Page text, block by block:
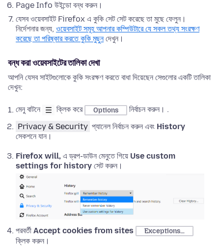
Page Info উইন্ডো বন্ধ করুন।
যেসব ওয়েবসাইট Firefox এ কুকি সেট সেট করেছে তা মুছে ফেলুন।
নির্দেশনার জন্য, ওয়েবসাইট সমূহ আপনার কম্পিউটারে যে সকল তথ্য সংরক্ষণ
করেছে তা পরিষ্কার করতে কুকি মুছুনদেখুন।
বন্ধ করা ওয়েবসাইটের তালিকা দেখা
আপনি যেসব সাইটগুলোকে কুকি সংরক্ষণ করতে বাধা দিয়েছেন সেগুলোর একটি তালিকা
দেখুন:
মেনু বাটনে ক্লিক করে Options
নির্বাচন করুন। .
Privacy & Security প্যানেল নির্বাচন করুন এবং History
সেকশনে যান।
Firefox will, এ ড্রপ-ডাউন মেনুতে গিয়ে Use custom
settings for history সেট করুন।
পরবর্তী Accept cookies from sites Exceptions…
ক্লিক করুন।